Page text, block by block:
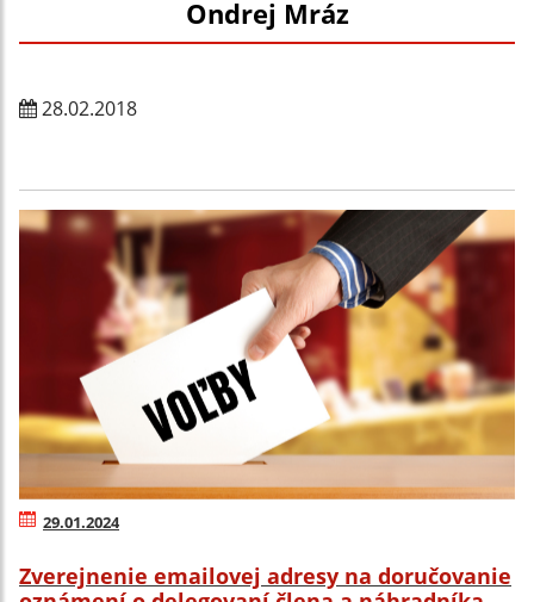
Ondrej Mráz
28.02.2018
29.01.2024
Zverejnenie emailovej adresy na doručovanie